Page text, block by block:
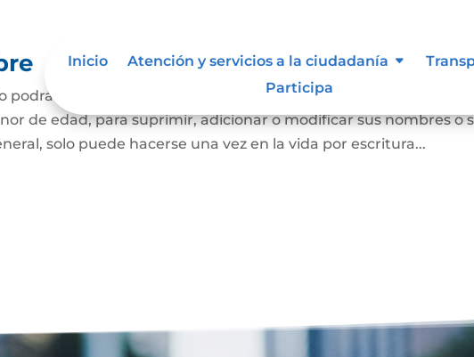
Inicio Atención y servicios a la ciudadanía
Participa
podrá hacer la persona mayor de edad voluntariamente o los
de edad, para suprimir, adicionar o modificar sus nombres o
solo puede hacerse una vez en la vida por escritura...